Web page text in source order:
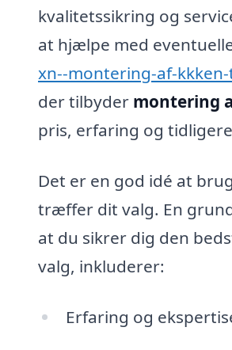
kvalitetssikring og
at hjælpe med
xn--montering-af-
der tilbyder montering
pris, erfaring og
Det er en god idé at
træffer dit valg. En
at du sikrer dig den
valg, inkluderer:
Erfaring og